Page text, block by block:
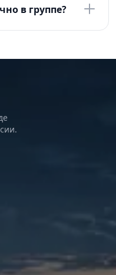
в группе?